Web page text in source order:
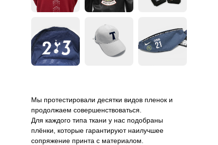
Мы протестировали десятки видов пленок и
продолжаем совершенствоваться.
Для каждого типа ткани у нас подобраны
плёнки, которые гарантируют наилучшее
сопряжение принта с материалом.